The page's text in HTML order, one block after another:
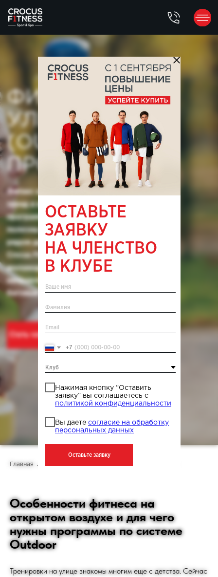
+7
Нажимая кнопку “Оставить
заявку” вы соглашаетесь с
политикой конфиденциальности
Вы даете согласие на обработку
персональных данных
Оставьте заявку
ОСТАВЬТЕ
ЗАЯВКУ
НА ЧЛЕНСТВО
В КЛУБЕ
ФИТНЕС НА
УЛИЦЕ
(OUTDOOR
ПРОГРАММЫ)
Стать членом клуба
Фитнес на улице — это современный
тренд в индустрии спорта. Outdoor-
программы
полезны для здоровья и обладают
рядом других преимуществ. Сеть клубов
Crocus Fitness приглашает всех
направлений: функциональный тренинг,
беговые лыжи, воркаут и бег.
Главная →
Особенности фитнеса на
открытом воздухе и для чего
нужны программы по системе
Outdoor
Тренировки на улице знакомы многим еще с детства. Сейчас